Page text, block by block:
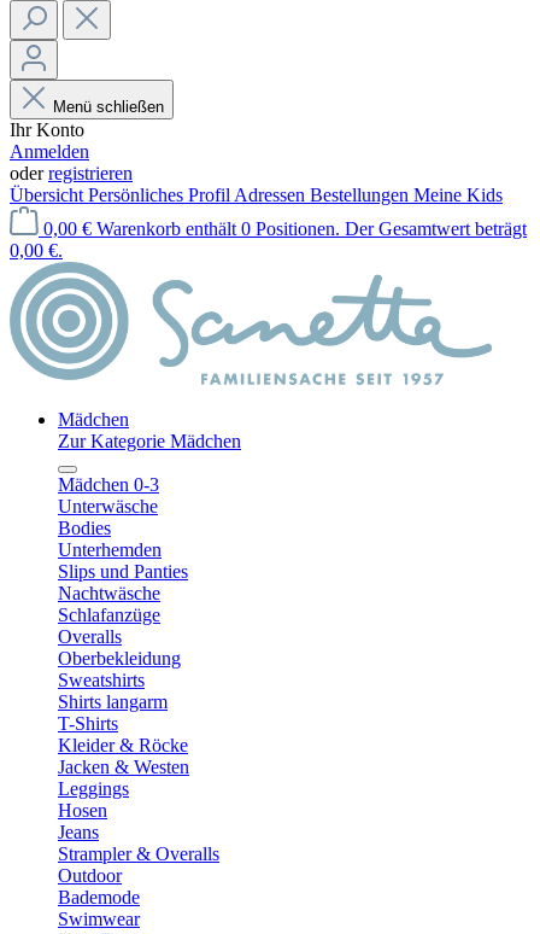
Menü schließen
Ihr Konto
Anmelden
oderregistrieren
Übersicht Persönliches Profil Adressen Bestellungen Meine Kids
0,00 € Warenkorb enthält 0 Positionen. Der Gesamtwert beträgt
0,00 €.
Mädchen
Zur Kategorie Mädchen
Mädchen 0-3
Unterwäsche
Bodies
Unterhemden
Slips und Panties
Nachtwäsche
Schlafanzüge
Overalls
Oberbekleidung
Sweatshirts
Shirts langarm
T-Shirts
Kleider & Röcke
Jacken & Westen
Leggings
Hosen
Jeans
Strampler & Overalls
Outdoor
Bademode
Swimwear